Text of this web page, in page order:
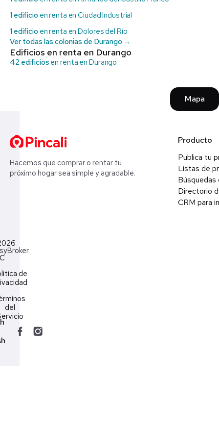
1 edificio en renta en Ciudad Industrial
1 edificio en renta en Dolores del Río
Ver todas las colonias de Durango →
Edificios en renta en Durango
42 edificios en renta en Durango
Mapa
Hacemos que comprar o rentar tu
próximo hogar sea simple y agradable.
Producto
Publica tu
Listas de
Búsquedas
Directorio
CRM para
·
de
·
del